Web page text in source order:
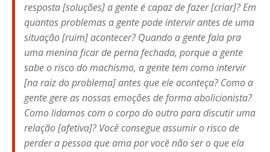
resposta [soluções] a gente é capaz de fazer [criar]? Em
quantos problemas a gente pode intervir antes de uma
situação [ruim] acontecer? Quando a gente fala pra
uma menina ficar de perna fechada, porque a gente
sabe o risco do machismo, a gente tem como intervir
[na raiz do problema] antes que ele aconteça? Como a
gente gere as nossas emoções de forma abolicionista?
Como lidamos com o corpo do outro para discutir uma
relação [afetiva]? Você consegue assumir o risco de
perder a pessoa que ama por você não ser o que ela